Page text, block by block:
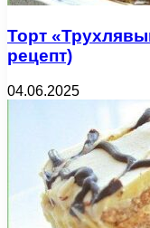
Торт
рецепт)
04.06.2025